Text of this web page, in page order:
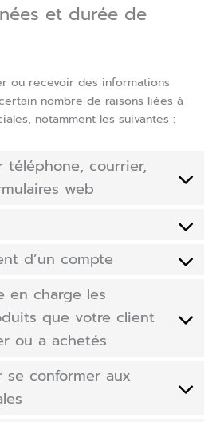
et durée de
ou recevoir des informations
nombre de raisons liées à
notamment les suivantes :
téléphone, courrier,
web
d’un compte
en charge les
que votre client
ou a achetés
se conformer aux